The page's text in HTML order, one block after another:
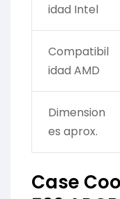
idad Intel
Compatibil
idad AMD
Dimension
es aprox.
Case